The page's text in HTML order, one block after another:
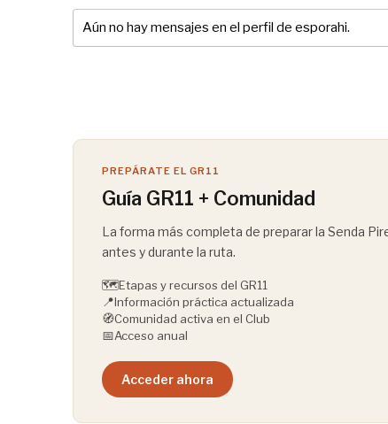
Aún no hay mensajes en el perfil de esporahi.
PREPÁRATE EL GR11
Guía GR11 + Comunidad
La forma más completa de preparar la Senda
antes y durante la ruta.
🗺️Etapas y recursos del GR11
📍Información práctica actualizada
🧭Comunidad activa en el Club
📅Acceso anual
Acceder ahora